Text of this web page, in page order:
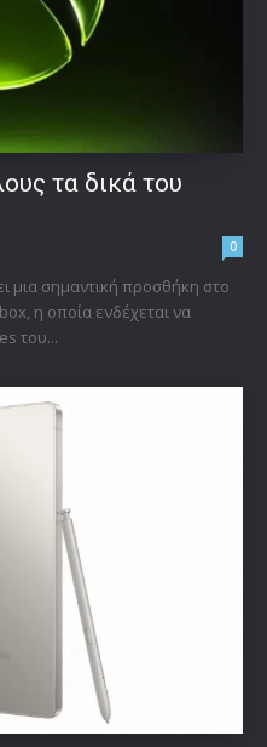
τα δικά του
0
μια σημαντική προσθήκη στο
η οποία ενδέχεται να
του...